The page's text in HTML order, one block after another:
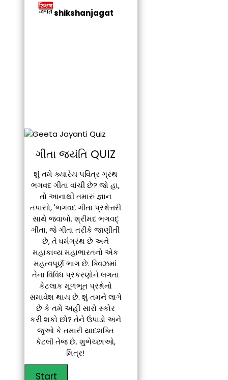
shikshanjagat
ગીતા જયંતિ QUIZ
શું તમે ક્યારેય પવિત્ર ગ્રંથ
ભગવદ ગીતા વાંચી છે? જો હા,
તો આનાથી તમારું જ્ઞાન
તપાસો, 'ભગવદ ગીતા પ્રશ્નોત્તરી
સાથે જવાબો. શ્રીમદ ભગવદ્
ગીતા, જે ગીતા તરીકે જાણીતી
છે, તે ધર્મગ્રંથ છે અને
મહાકાવ્ય મહાભારતનો એક
મહત્વપૂર્ણ ભાગ છે. ક્વિઝમાં
તેના વિવિધ પ્રકરણોને લગતા
કેટલાક મૂળભૂત પ્રશ્નોનો
સમાવેશ થાય છે. શું તમને લાગે
છે કે તમે અહીં સારો સ્કોર
કરી શકો છો? તેને ઉપાડો અને
જુઓ કે તમારી યાદશક્તિ
કેટલી તેજ છે. શુભેચ્છાઓ,
મિત્ર!